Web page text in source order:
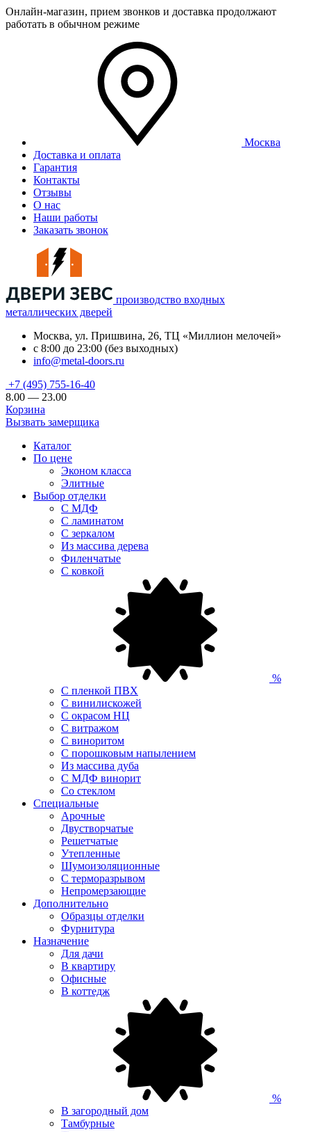
Онлайн-магазин, прием звонков и доставка продолжают
работать в обычном режиме
Москва
Доставка и оплата
Гарантия
Контакты
Отзывы
О нас
Наши работы
Заказать звонок
производство входных
металлических дверей
Москва, ул. Пришвина, 26, ТЦ «Миллион мелочей»
с 8:00 до 23:00 (без выходных)
info@metal-doors.ru
+7 (495) 755-16-40
8.00 — 23.00
Корзина
Вызвать замерщика
Каталог
По цене
Эконом класса
Элитные
Выбор отделки
С МДФ
С ламинатом
С зеркалом
Из массива дерева
Филенчатые
С ковкой
%
С пленкой ПВХ
С винилискожей
С окрасом НЦ
С витражом
С виноритом
С порошковым напылением
Из массива дуба
С МДФ винорит
Со стеклом
Специальные
Арочные
Двустворчатые
Решетчатые
Утепленные
Шумоизоляционные
С терморазрывом
Непромерзающие
Дополнительно
Образцы отделки
Фурнитура
Назначение
Для дачи
В квартиру
Офисные
В коттедж
%
В загородный дом
Тамбурные